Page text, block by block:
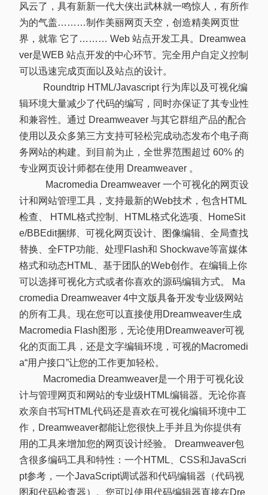
风云了，具有新新一代大侠出武林就一鸣惊人，有所作
为的气盖………制作美丽网页天空，创造精美网页世
界，就靠 它了……… Web 站点开发工具。Dreamwea
ver是WEB 站点开发的中心环节。完全用户自定义控制
可以迅速完成页面以及站点的设计。
Roundtrip HTML/Javascript 行为库以及可视化编
辑环境大量减少了代码的编写，同时亦保证了其专业性
和兼容性。通过 Dreamweaver 与其它群组产品的配合
使用以及众多第三方支持可轻松完成动态发布个电子商
务网站的构建。到目前为止，全世界范围超过 60% 的
专业网页设计师都在使用 Dreamweaver 。
Macromedia Dreamweaver 一个可视化的网页设
计和网站管理工具，支持最新的Web技术，包含HTML
检查、 HTML格式控制、HTML格式化选项、HomeSit
e/BBEdit捆绑、可视化网页设计、图像编辑、全局查找
替换、全FTP功能、处理Flash和 Shockwave等富媒体
格式和动态HTML、基于团队的Web创作。在编辑上你
可以选择可视化方式或者你喜欢的源码编辑方式。 Ma
cromedia Dreamweaver 4中文版具备开发专业级网站
的所有工具。现在您可以直接使用Dreamweaver生成
Macromedia Flash图形，无论使用Dreamweaver可视
化的页面工具，还是文字编辑环境，可视的Macromedi
a“用户接口”让您的工作更加轻松。
Macromedia Dreamweaver是一个用于可视化设
计与管理网页和网站的专业级HTML编辑器。无论你喜
欢亲自书写HTML代码还是喜欢在可视化编辑环境中工
作，Dreamweaver都能让您很快上手并且为你提供有
用的工具来增加您的网页设计经验。 Dreamweaver包
含很多编码工具和特性：一个HTML、CSS和JavaScri
pt参考，一个JavaScript调试器和代码编辑器（代码视
图和代码检查器）。您可以使用代码编辑器直接在Dre